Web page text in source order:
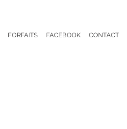
FORFAITS FACEBOOK CONTACT